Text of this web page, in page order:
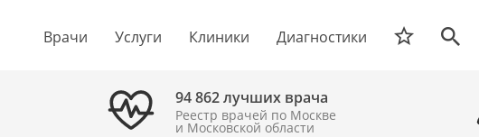
Врачи Услуги Клиники Диагностики
94 862 лучших врача
Реестр врачей по Москве
и Московской области